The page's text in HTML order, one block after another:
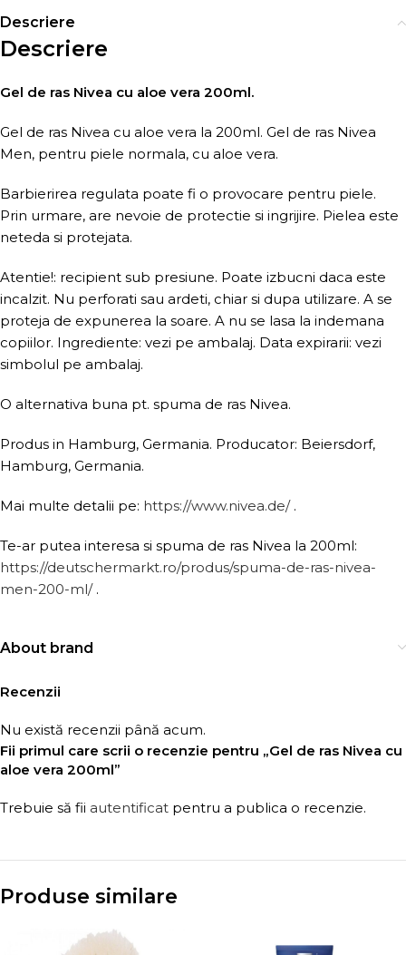
Descriere
Descriere
Gel de ras Nivea cu aloe vera 200ml.
Gel de ras Nivea cu aloe vera la 200ml. Gel de ras Nivea
Men, pentru piele normala, cu aloe vera.
Barbierirea regulata poate fi o provocare pentru piele.
Prin urmare, are nevoie de protectie si ingrijire. Pielea este
neteda si protejata.
Atentie!: recipient sub presiune. Poate izbucni daca este
incalzit. Nu perforati sau ardeti, chiar si dupa utilizare. A se
proteja de expunerea la soare. A nu se lasa la indemana
copiilor. Ingrediente: vezi pe ambalaj. Data expirarii: vezi
simbolul pe ambalaj.
O alternativa buna pt. spuma de ras Nivea.
Produs in Hamburg, Germania. Producator: Beiersdorf,
Hamburg, Germania.
Mai multe detalii pe: https://www.nivea.de/.
Te-ar putea interesa si spuma de ras Nivea la 200ml:
https://deutschermarkt.ro/produs/spuma-de-ras-nivea-
men-200-ml/.
About brand
Recenzii
Nu există recenzii până acum.
Fii primul care scrii o recenzie pentru „Gel de ras Nivea cu
aloe vera 200ml”
Trebuie să fii autentificat pentru a publica o recenzie.
Produse similare